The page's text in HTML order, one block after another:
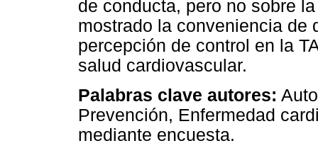
de conducta, pero no sobre
mostrado la conveniencia de
percepción de control en la
salud cardiovascular.
Palabras clave autores:
Prevención, Enfermedad
mediante encuesta.